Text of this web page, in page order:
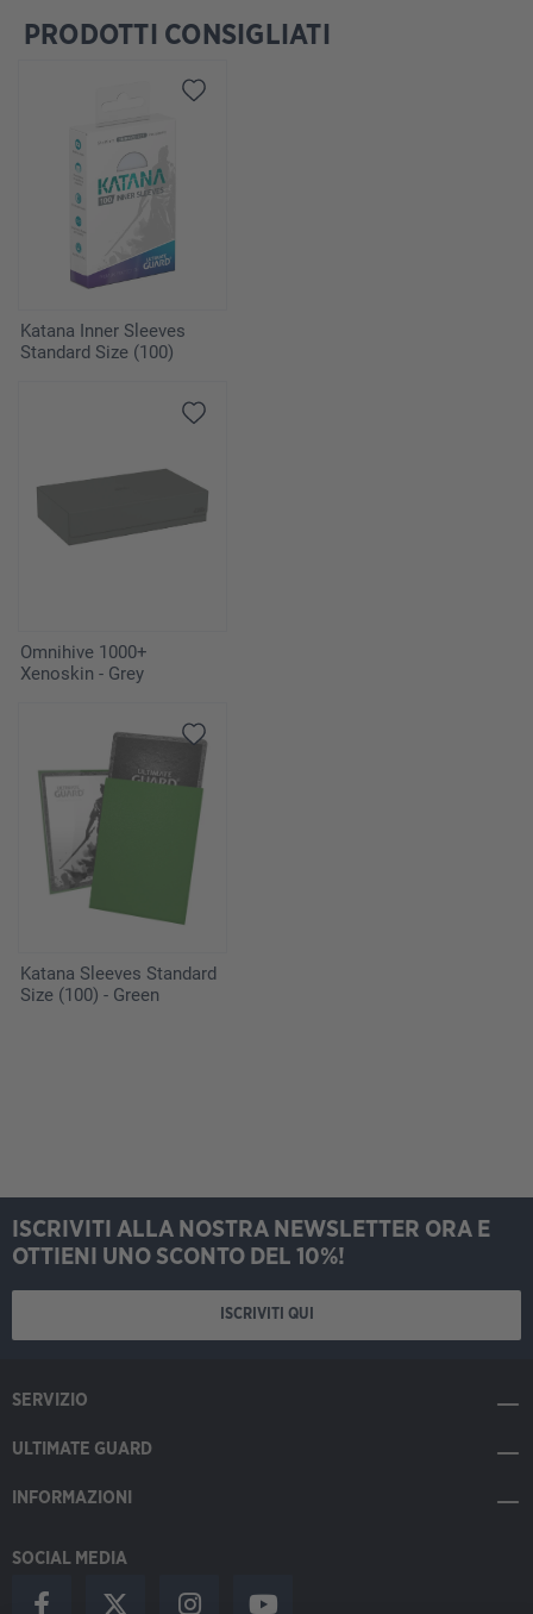
Salta la galleria dei prodotti
PRODOTTI CONSIGLIATI
Katana Inner Sleeves
Standard Size (100)
Omnihive 1000+
Xenoskin - Grey
Katana Sleeves Standard
Size (100) - Green
ISCRIVITI ALLA NOSTRA NEWSLETTER ORA E
OTTIENI UNO SCONTO DEL 10%!
ISCRIVITI QUI
SERVIZIO
ULTIMATE GUARD
INFORMAZIONI
SOCIAL MEDIA